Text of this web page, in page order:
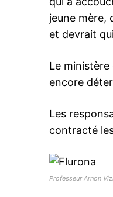
jeune mère,
et devrait
Le
encore
Les
contracté
Professeur Arnon